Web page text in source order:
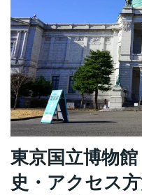
東京国立博物
史・アクセス